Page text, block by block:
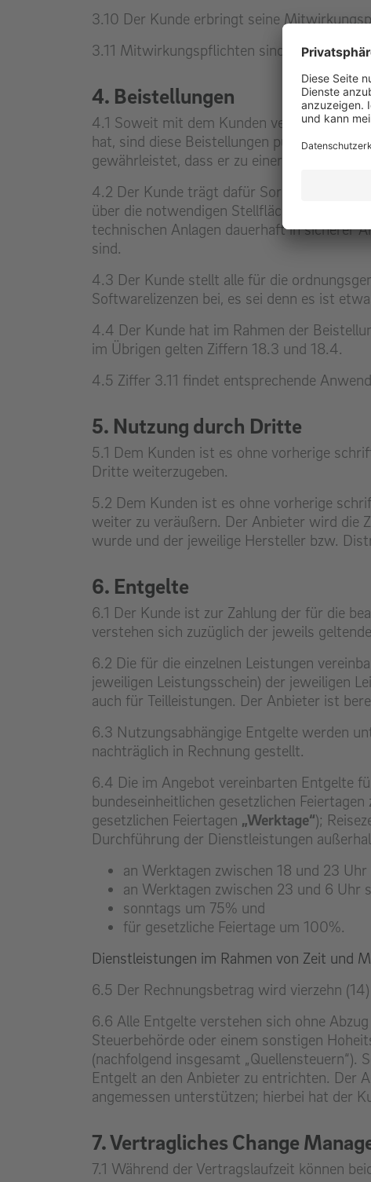
3.10 Der Kunde erbringt seine
3.11 Mitwirkungspflichten sind vertragliche
4. Beistellungen
4.1 Soweit mit dem Kunden vereinbart ist,
hat, sind diese Beistellungen pünktlich, für
gewährleistet, dass er zu einer dem Zweck
4.2 Der Kunde trägt dafür Sorge, dass alle
über die notwendigen Stellflächen sowie
technischen Anlagen dauerhaft in sicherer
sind.
4.3 Der Kunde stellt alle für die
Softwarelizenzen bei, es sei denn es ist
4.4 Der Kunde hat im Rahmen der
im Übrigen gelten Ziffern 18.3 und 18.4.
4.5 Ziffer 3.11 findet entsprechende
5. Nutzung durch Dritte
5.1 Dem Kunden ist es ohne vorherige
Dritte weiterzugeben.
5.2 Dem Kunden ist es ohne vorherige
weiter zu veräußern. Der Anbieter wird die
wurde und der jeweilige Hersteller bzw.
6. Entgelte
6.1 Der Kunde ist zur Zahlung der für die
verstehen sich zuzüglich der jeweils
6.2 Die für die einzelnen Leistungen
jeweiligen Leistungsschein) der jeweiligen
auch für Teilleistungen. Der Anbieter ist
6.3 Nutzungsabhängige Entgelte werden
nachträglich in Rechnung gestellt.
6.4 Die im Angebot vereinbarten Entgelte
bundeseinheitlichen gesetzlichen
gesetzlichen Feiertagen „Werktage“);
Durchführung der Dienstleistungen
an Werktagen zwischen 18 und 23
an Werktagen zwischen 23 und 6 Uhr
sonntags um 75% und
für gesetzliche Feiertage um 100%.
Dienstleistungen im Rahmen von Zeit und
6.5 Der Rechnungsbetrag wird vierzehn
6.6 Alle Entgelte verstehen sich ohne
Steuerbehörde oder einem sonstigen
(nachfolgend insgesamt
Entgelt an den Anbieter zu entrichten. Der
angemessen unterstützen; hierbei hat der
7. Vertragliches Change
7.1 Während der Vertragslaufzeit können